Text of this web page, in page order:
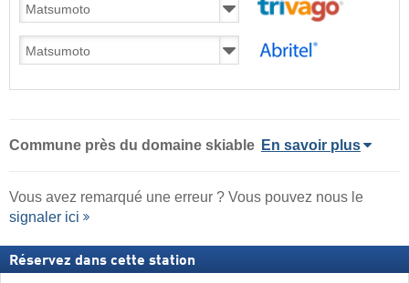
Commune près du domaine skiable En savoir plus
Vous avez remarqué une erreur ? Vous pouvez nous le
signaler ici
Réservez dans cette station